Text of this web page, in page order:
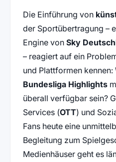
Die Einführung von
der Sportübertragung –
Engine von Sky
– reagiert auf ein
und Plattformen kennen:
Bundesliga Highlights
überall verfügbar sein?
Services (OTT) und
Fans heute eine
Begleitung zum
Medienhäuser geht es